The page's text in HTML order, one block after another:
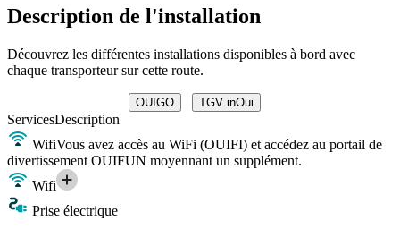
Description de l'installation
Découvrez les différentes installations disponibles à bord avec
chaque transporteur sur cette route.
OUIGO TGV inOui
ServicesDescription
WifiVous avez accès au WiFi (OUIFI) et accédez au portail de
divertissement OUIFUN moyennant un supplément.
Wifi
Prise électrique